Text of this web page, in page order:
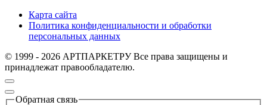
Карта сайта
Политика конфиденциальности и обработки
персональных данных
© 1999 - 2026 АРТПАРКЕТРУ Все права защищены и
принадлежат правообладателю.
Обратная связь